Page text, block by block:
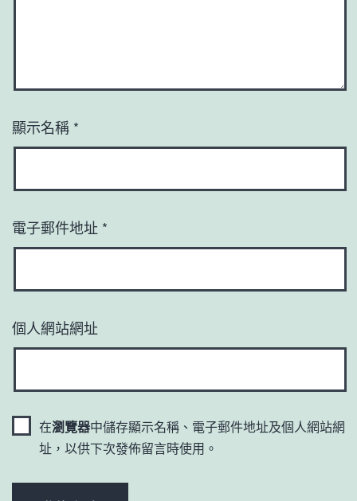
顯示名稱 *
電子郵件地址 *
個人網站網址
在瀏覽器中儲存顯示名稱、電子郵件地址及個人網站網
址，以供下次發佈留言時使用。